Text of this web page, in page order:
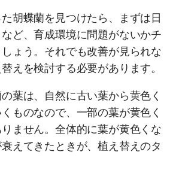
胡蝶蘭を見つけたら、まずは日
ど、育成環境に問題がないかチ
ょう。それでも改善が見られな
えを検討する必要があります。
葉は、自然に古い葉から黄色く
ものなので、一部の葉が黄色く
ません。全体的に葉が黄色くな
えてきたときが、植え替えのタ